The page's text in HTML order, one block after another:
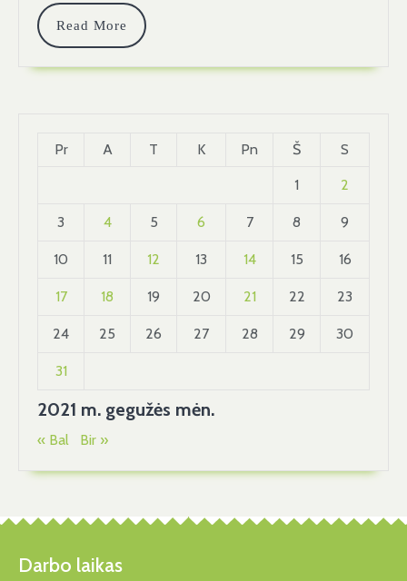
Read More
Read
2021 m. gegužės mėn.
Pr A T K Pn Š S
1 2
3 4 5 6 7 8 9
10 11 12 13 14 15 16
17 18 19 20 21 22 23
24 25 26 27 28 29 30
31
« Bal Bir »
Darbo laikas